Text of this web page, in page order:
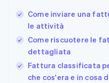
Come inviare una
le attività
Come riscuotere le
dettagliata
Fattura classificata
che cos'era e in
Giappone
日本語English
English
Grecia
English
India